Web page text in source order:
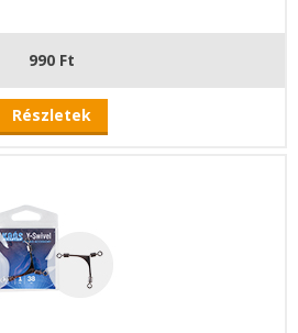
990 Ft
Részletek